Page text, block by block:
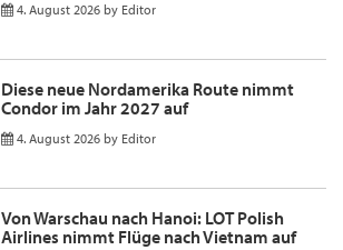
4. August 2026 by Editor
Diese neue Nordamerika Route nimmt
Condor im Jahr 2027 auf
4. August 2026 by Editor
Von Warschau nach Hanoi: LOT Polish
Airlines nimmt Flüge nach Vietnam auf